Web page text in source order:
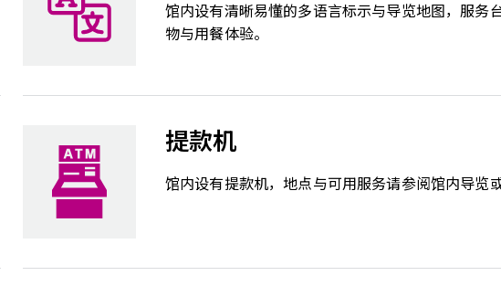
馆内设有清晰易懂的多语言标示与导览地图，服务
物与用餐体验。
提款机
馆内设有提款机，地点与可用服务请参阅馆内导览